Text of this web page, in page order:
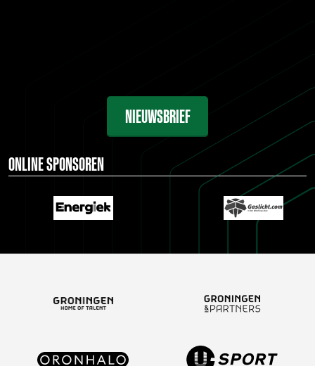
NIEUWSBRIEF
ONLINE SPONSOREN